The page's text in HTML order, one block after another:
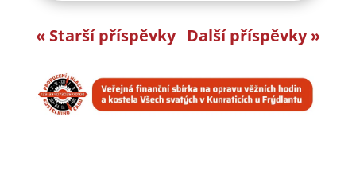
« Starší příspěvky Další příspěvky »